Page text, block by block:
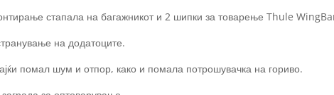
стапала на багажникот и 2 шипки за товарење Thule
на додатоците.
помал шум и отпор, како и помала потрошувачка на гориво.